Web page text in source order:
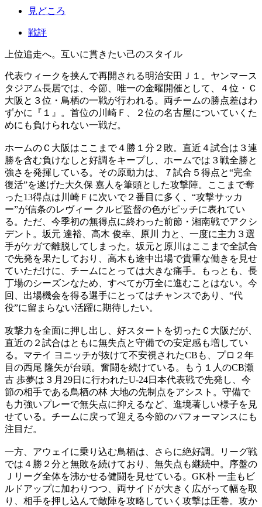
見どころ
戦評
上位追走へ。互いに貫きたい己のスタイル
代表ウィークを挟んで再開される明治安田Ｊ１。ヤンマース
タジアム長居では、今節、唯一の金曜開催として、４位・Ｃ
大阪と３位・鳥栖の一戦が行われる。両チームの勝点差はわ
ずかに『１』。首位の川崎Ｆ、２位の名古屋についていくた
めにも負けられない一戦だ。
ホームのＣ大阪はここまで４勝１分２敗。直近４試合は３連
勝を含む負けなしと好調をキープし、ホームでは３戦全勝と
強さを発揮している。その原動力は、７試合５得点と“完全
復活”を遂げた大久保 嘉人を筆頭とした攻撃陣。ここまで奪
った13得点は川崎Ｆに次いで２番目に多く、“攻撃サッカ
ー”が信条のレヴィー クルピ監督の色がピッチに表れてい
る。ただ、今季初の無得点に終わった前節・湘南戦でアクシ
デント。坂元 達裕、高木 俊幸、原川 力と、一度に主力３選
手がケガで離脱してしまった。坂元と原川はここまで全試合
で先発を果たしており、高木も途中出場で貴重な働きを見せ
ていただけに、チームにとっては大きな痛手。もっとも、長
丁場のシーズンなため、すべてが万全に進むことはない。今
回、出場機会を得る選手にとってはチャンスであり、“代
役”に留まらない活躍に期待したい。
攻撃力を全面に押し出し、好スタートを切ったＣ大阪だが、
直近の２試合はともに無失点と守備での安定感も増してい
る。マテイ ヨニッチが抜けて不安視されたCBも、プロ２年
目の西尾 隆矢が台頭。奮闘を続けている。もう１人のCB瀬
古 歩夢は３月29日に行われたU-24日本代表戦で先発し、今
節の相手である鳥栖の林 大地の先制点をアシスト。守備で
も力強いプレーで無失点に抑えるなど、進境著しい様子を見
せている。チームに戻って迎える今節のパフォーマンスにも
注目だ。
一方、アウェイに乗り込む鳥栖は、さらに絶好調。リーグ戦
では４勝２分と無敗を続けており、無失点も継続中。序盤の
Ｊリーグ全体を沸かせる健闘を見せている。GK朴 一圭もビ
ルドアップに加わりつつ、両サイドが大きく広がって幅を取
り、相手を押し込んで敵陣を攻略していく攻撃は圧巻。攻か